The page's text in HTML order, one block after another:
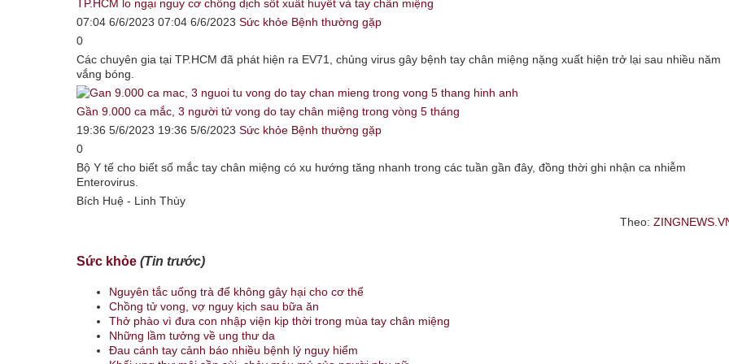
TP.HCM lo ngại nguy cơ chồng dịch sốt xuất huyết và tay chân miệng
07:04 6/6/2023 07:04 6/6/2023 Sức khỏe Bệnh thường gặp
0
Các chuyên gia tại TP.HCM đã phát hiện ra EV71, chủng virus gây bệnh tay chân miệng nặng xuất hiện trở lại sau nhiều năm
vắng bóng.
Gần 9.000 ca mắc, 3 người tử vong do tay chân miệng trong vòng 5 tháng
19:36 5/6/2023 19:36 5/6/2023 Sức khỏe Bệnh thường gặp
0
Bộ Y tế cho biết số mắc tay chân miệng có xu hướng tăng nhanh trong các tuần gần đây, đồng thời ghi nhận ca nhiễm
Enterovirus.
Bích Huệ - Linh Thùy
Theo:
Sức khỏe (Tin trước)
Nguyên tắc uống trà để không gây hại cho cơ thể
Chồng tử vong, vợ nguy kịch sau bữa ăn
Thở phào vì đưa con nhập viện kịp thời trong mùa tay chân miệng
Những lầm tưởng về ung thư da
Đau cánh tay cảnh báo nhiều bệnh lý nguy hiểm